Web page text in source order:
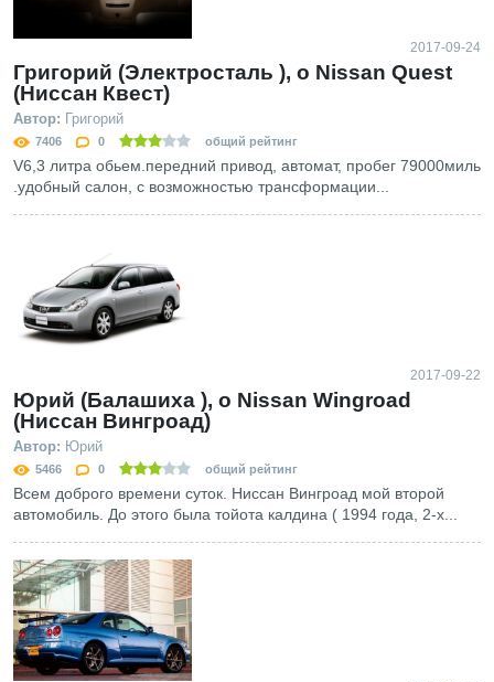
2017-09-24
Григорий (Электросталь ), о Nissan Quest
(Ниссан Квест)
Автор: Григорий
7406 0 общий рейтинг
V6,3 литра обьем.передний привод, автомат, пробег 79000миль
.удобный салон, с возможностью трансформации...
2017-09-22
Юрий (Балашиха ), о Nissan Wingroad
(Ниссан Вингроад)
Автор: Юрий
5466 0 общий рейтинг
Всем доброго времени суток. Ниссан Вингроад мой второй
автомобиль. До этого была тойота калдина ( 1994 года, 2-х...